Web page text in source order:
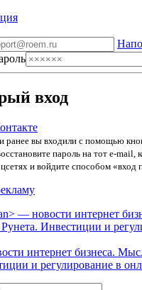
вход
ранее вы входили с помощью
пароль на тот e-mail,
и войдите способом «вход
интернет бизнеса.
и регулирование в